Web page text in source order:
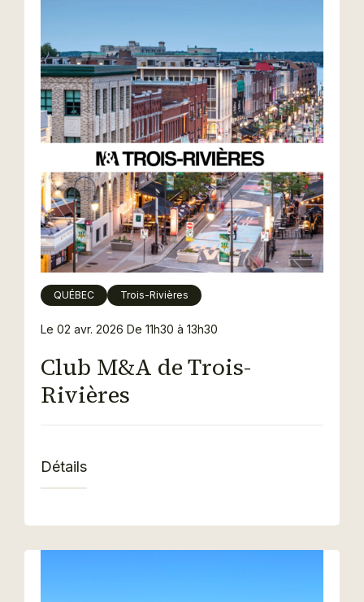
Club M&A de Trois-
Rivières
Le 02 avr. 2026 De 11h30 à 13h30
QUÉBEC Trois-Rivières
Détails